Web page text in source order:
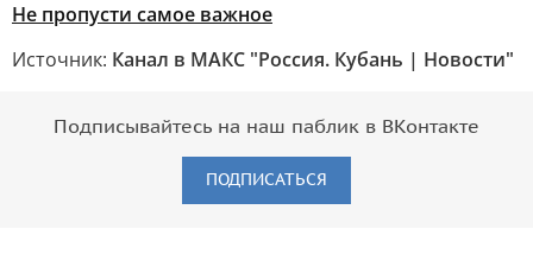
Не пропусти самое важное
Источник: Канал в МАКС "Россия. Кубань | Новости"
Подписывайтесь на наш паблик в ВКонтакте
ПОДПИСАТЬСЯ